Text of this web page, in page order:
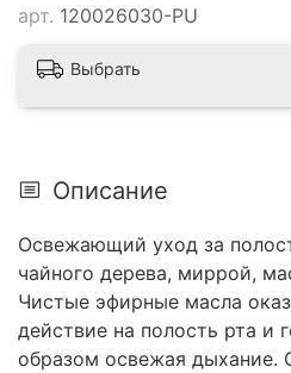
арт. 120026030-PU
Выбрать
Описание
Освежающий уход за
чайного дерева, миррой,
Чистые эфирные масла
действие на полость рта и
образом освежая дыхание.